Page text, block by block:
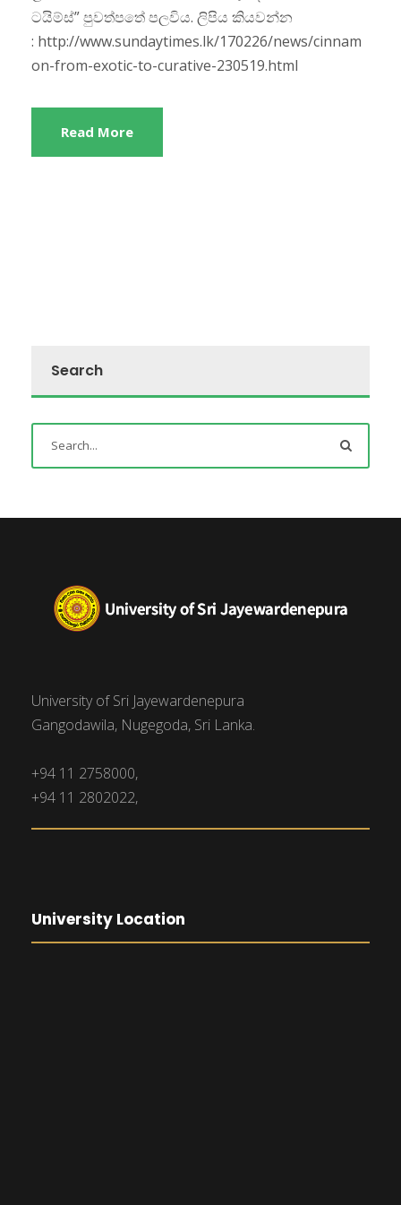
ටයිම්ස්” පුවත්පතේ පලවිය. ලිපිය කියවන්න
: http://www.sundaytimes.lk/170226/news/cinnam
on-from-exotic-to-curative-230519.html
Read More
Search
University of Sri Jayewardenepura
Gangodawila, Nugegoda, Sri Lanka.
+94 11 2758000,
+94 11 2802022,
University Location